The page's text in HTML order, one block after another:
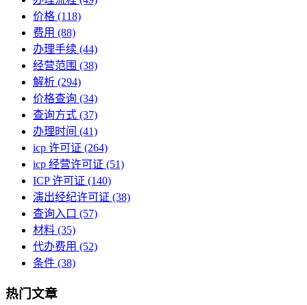
价格 (118)
费用 (88)
办理手续 (44)
经营范围 (38)
解析 (294)
价格查询 (34)
查询方式 (37)
办理时间 (41)
icp 许可证 (264)
icp 经营许可证 (51)
ICP 许可证 (140)
演出经纪许可证 (38)
查询入口 (57)
材料 (35)
代办费用 (52)
条件 (38)
热门文章